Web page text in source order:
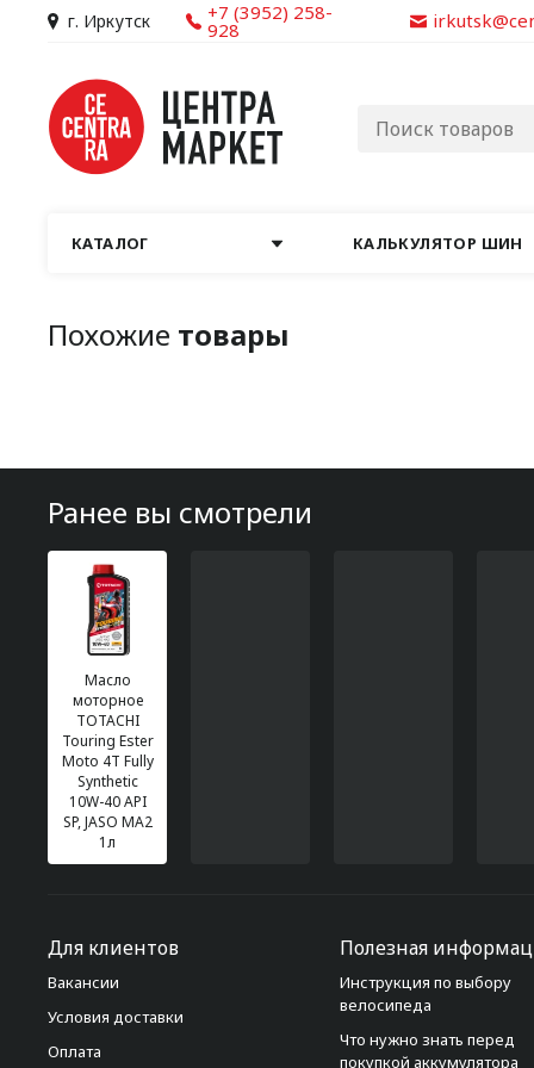
г. Иркутск +7 (3952) 258-
928
КАТАЛОГ КАЛЬКУЛЯТОР ШИН
Похожие товары
Ранее вы смотрели
Масло
моторное
TOTACHI
Touring Ester
Moto 4T Fully
Synthetic
10W-40 API
SP, JASO MA2
1л
Для клиентов
Вакансии
Условия доставки
Оплата
Полезная
Инструкция по выбору
велосипеда
Что нужно знать перед
покупкой аккумулятора